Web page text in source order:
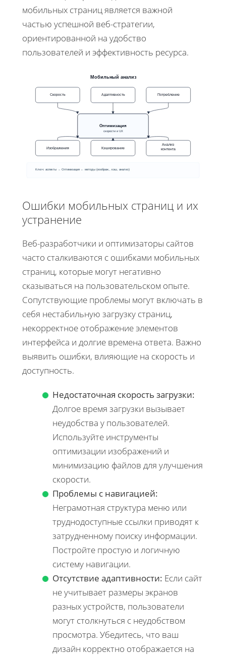
мобильных страниц является важной
частью успешной веб-стратегии,
ориентированной на удобство
пользователей и эффективность ресурса.
Мобильный анализ
Скорость Адаптивность Потребление
Оптимизация
скорости и UX
Изображения Кэширование
Анализ
контента
Ключ: аспекты → Оптимизация ← методы (изображ., кэш, анализ)
Ошибки мобильных страниц и их
устранение
Веб-разработчики и оптимизаторы сайтов
часто сталкиваются с ошибками мобильных
страниц, которые могут негативно
сказываться на пользовательском опыте.
Сопутствующие проблемы могут включать в
себя нестабильную загрузку страниц,
некорректное отображение элементов
интерфейса и долгие времена ответа. Важно
выявить ошибки, влияющие на скорость и
доступность.
Недостаточная скорость загрузки:
Долгое время загрузки вызывает
неудобства у пользователей.
Используйте инструменты
оптимизации изображений и
минимизацию файлов для улучшения
скорости.
Проблемы с навигацией:
Неграмотная структура меню или
труднодоступные ссылки приводят к
затрудненному поиску информации.
Постройте простую и логичную
систему навигации.
Отсутствие адаптивности: Если сайт
не учитывает размеры экранов
разных устройств, пользователи
могут столкнуться с неудобством
просмотра. Убедитесь, что ваш
дизайн корректно отображается на